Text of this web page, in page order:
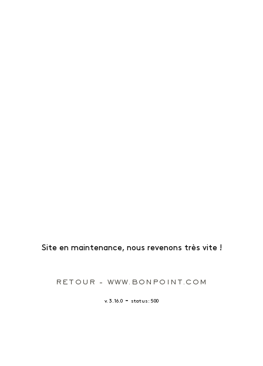
Site en maintenance, nous revenons très vite !
RETOUR - WWW.BONPOINT.COM
v. 3.16.0 - status: 500